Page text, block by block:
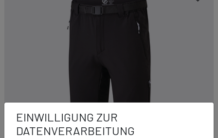
EINWILLIGUNG ZUR
DATENVERARBEITUNG